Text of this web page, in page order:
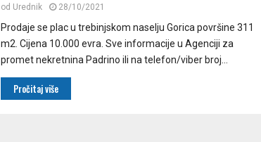
od Urednik 28/10/2021
Prodaje se plac u trebinjskom naselju Gorica površine 311
m2. Cijena 10.000 evra. Sve informacije u Agenciji za
promet nekretnina Padrino ili na telefon/viber broj...
Pročitaj više